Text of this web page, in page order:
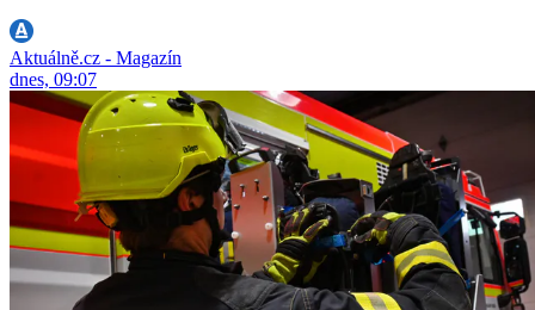
Aktuálně.cz - Magazín
dnes, 09:07